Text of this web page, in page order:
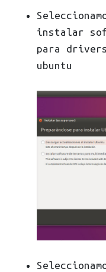
instalar
para
ubuntu